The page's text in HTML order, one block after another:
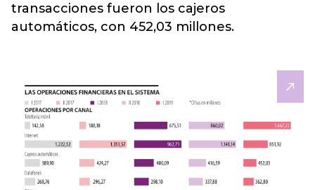
transacciones fueron los cajeros
automáticos, con 452,03 millones.